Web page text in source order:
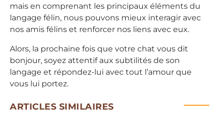
mais en comprenant les principaux éléments du
langage félin, nous pouvons mieux interagir avec
nos amis félins et renforcer nos liens avec eux.
Alors, la prochaine fois que votre chat vous dit
bonjour, soyez attentif aux subtilités de son
langage et répondez-lui avec tout l’amour que
vous lui portez.
ARTICLES SIMILAIRES